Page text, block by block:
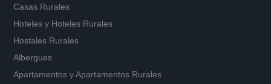
Casas Rurales
Hoteles y Hoteles Rurales
Hostales Rurales
Albergues
Apartamentos yApartamentos Rurales